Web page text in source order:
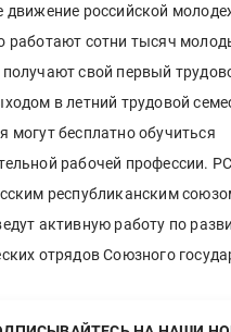
движение российской
работают сотни тысяч
свой первый
в летний трудовой
могут бесплатно обучиться
рабочей профессии.
республиканским
активную работу по
отрядов Союзного